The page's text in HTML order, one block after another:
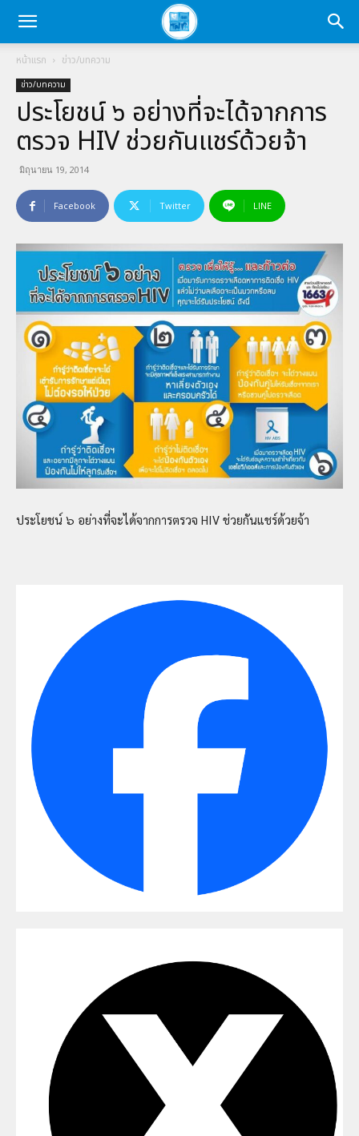
หน้าแรก ข่าว/บทความ
ข่าว/บทความ
ประโยชน์ ๖ อย่างที่จะได้จากการ
ตรวจ HIV ช่วยกันแชร์ด้วยจ้า
มิถุนายน 19, 2014
Facebook Twitter LINE
ประโยชน์ ๖ อย่างที่จะได้จากการตรวจ HIV ช่วยกันแชร์ด้วยจ้า